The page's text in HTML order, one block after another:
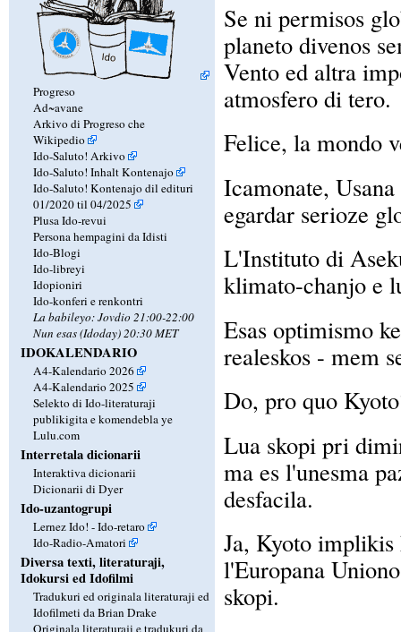
Progreso
Ad~avane
Arkivo di Progreso che
Wikipedio
Ido-Saluto! Arkivo
Ido-Saluto! Inhalt Kontenajo
Ido-Saluto! Kontenajo dil edituri
01/2020 til 04/2025
Plusa Ido-revui
Persona hempagini da Idisti
Ido-Blogi
Ido-libreyi
Idopioniri
Ido-konferi e renkontri
La babileyo: Jovdio 21:00-22:00
Nun esas (Idoday) 20:30 MET
IDOKALENDARIO
A4-Kalendario 2026
A4-Kalendario 2025
Selekto di Ido-literaturaji
publikigita e komendebla ye
Lulu.com
Interretala dicionarii
Interaktiva dicionarii
Dicionarii di Dyer
Ido-uzantogrupi
Lernez Ido! - Ido-retaro
Ido-Radio-Amatori
Diversa texti, literaturaji,
Idokursi ed Idofilmi
Tradukuri ed originala literaturaji ed
Idofilmeti da Brian Drake
Originala literaturaji e tradukuri da
Se ni permisos
planeto divenos
Vento ed altra
atmosfero di tero.
Felice, la mondo
Icamonate,
egardar serioze
L'Instituto di
klimato-chanjo e
Esas optimismo
realeskos - mem
Do, pro quo
Lua skopi pri
ma es l'unesma
desfacila.
Ja, Kyoto implikis
l'Europana
skopi.